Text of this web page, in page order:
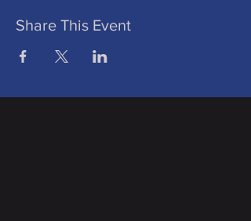
Share This Event